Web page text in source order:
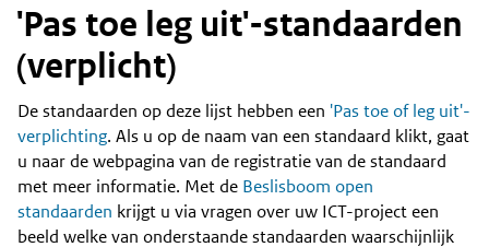
'Pas toe leg uit'-standaarden
(verplicht)
Content
De standaarden op deze lijst hebben een 'Pas toe of leg uit'-
verplichting. Als u op de naam van een standaard klikt, gaat
u naar de webpagina van de registratie van de standaard
met meer informatie. Met de Beslisboom open
standaarden krijgt u via vragen over uw ICT-project een
beeld welke van onderstaande standaarden waarschijnlijk